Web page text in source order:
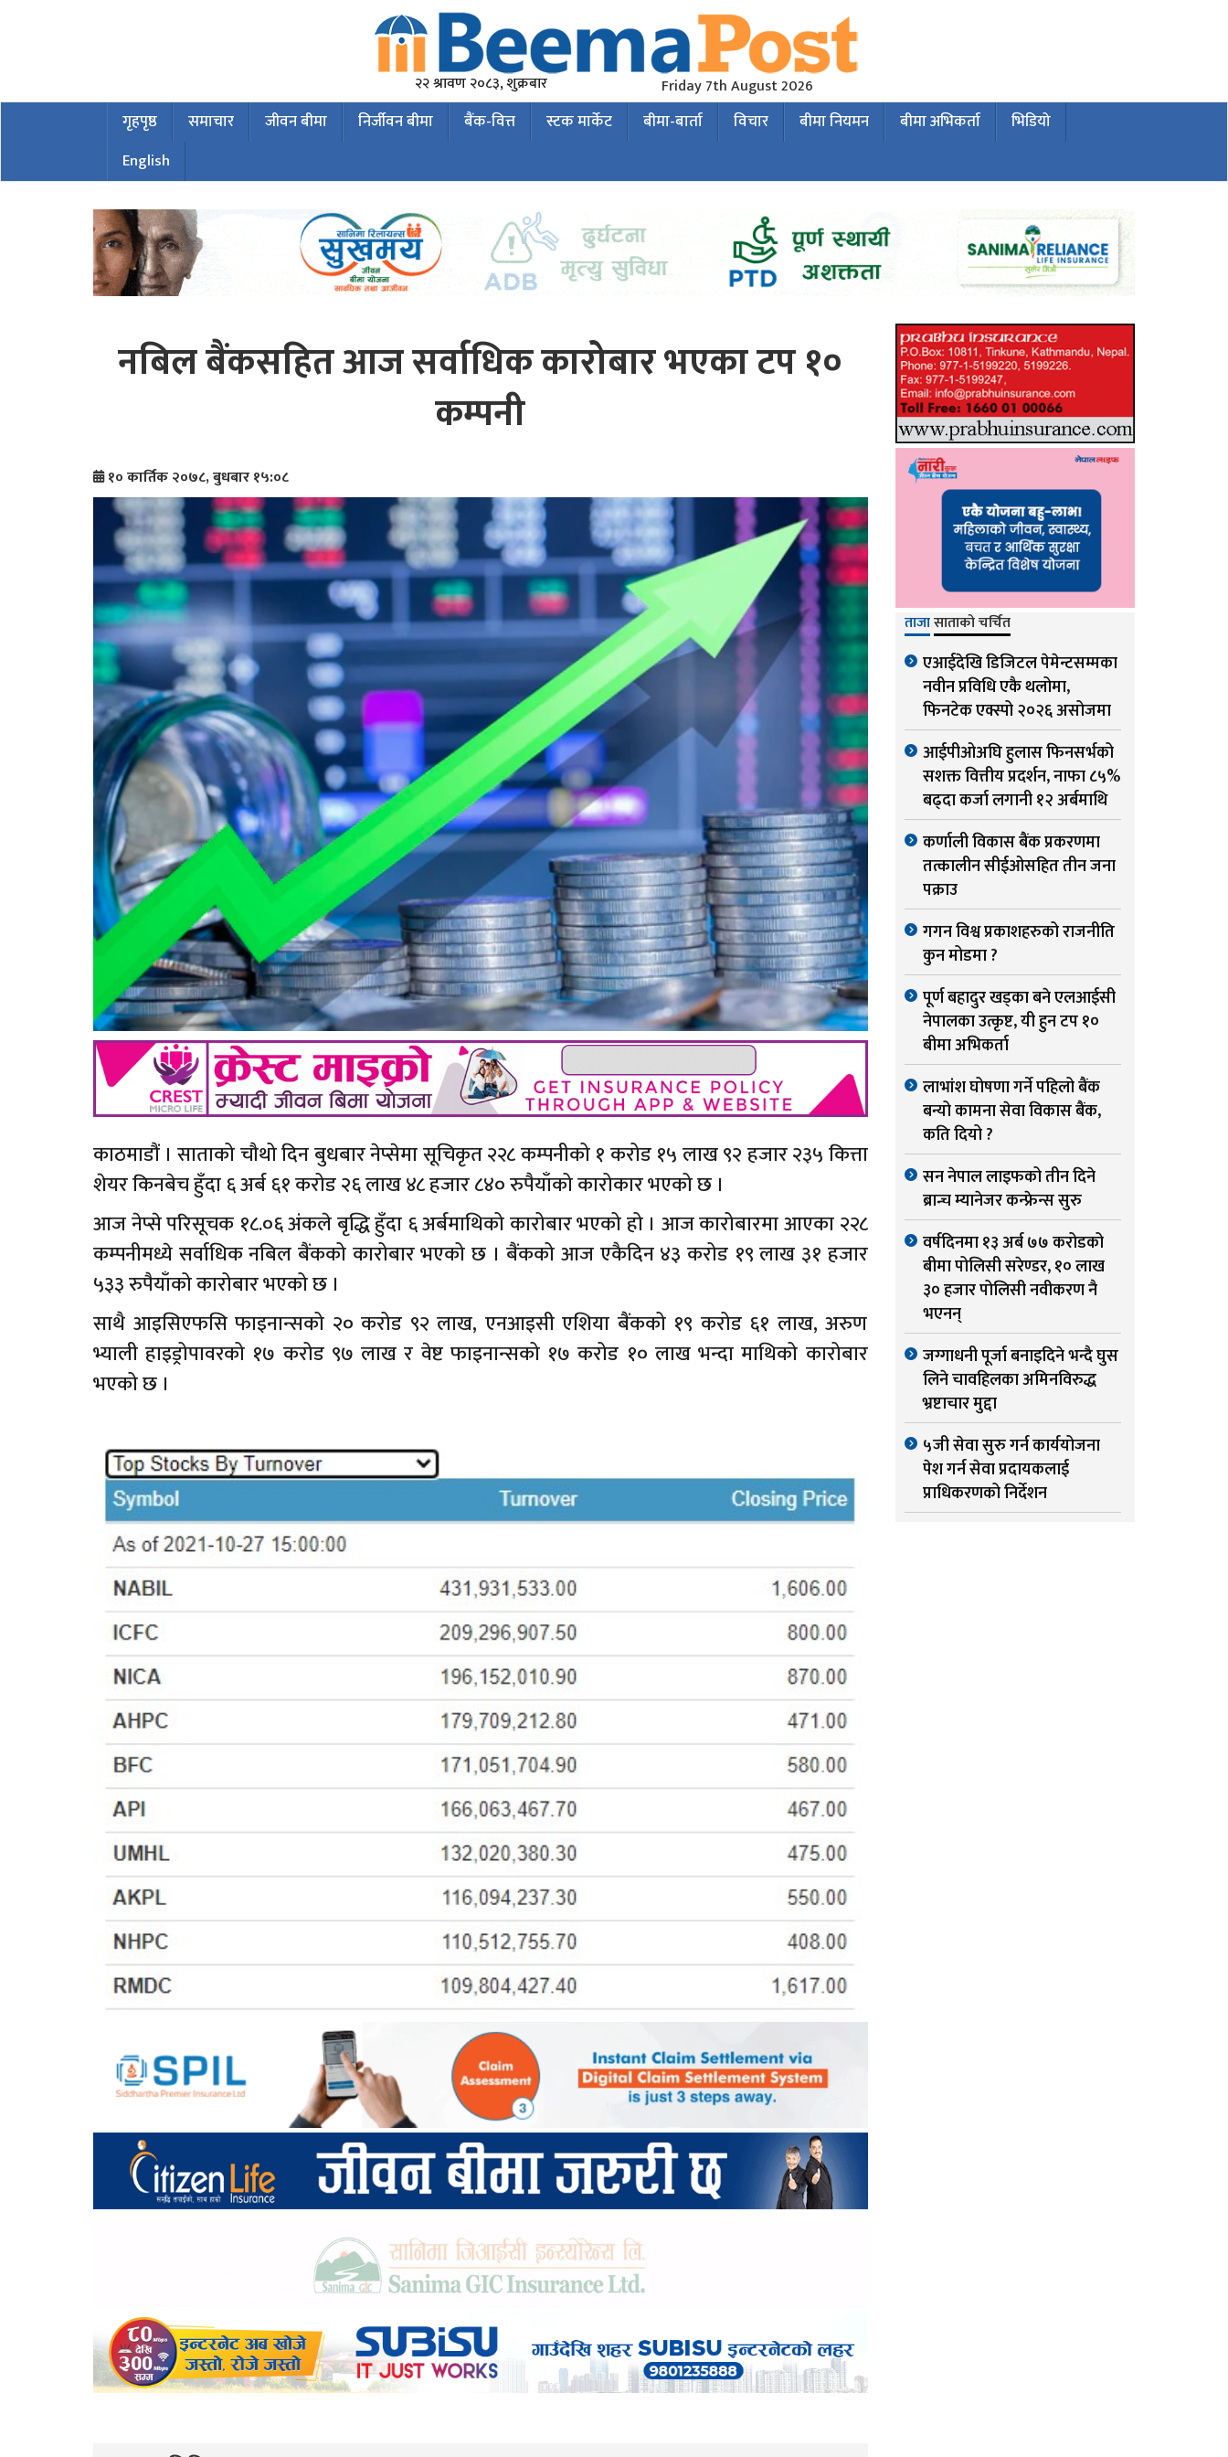
२२ श्रावण २०८३, शुक्रबार Friday 7th August 2026
गृहपृष्ठ समाचार जीवन बीमा निर्जीवन बीमा बैंक-वित्त स्टक मार्केट बीमा-बार्ता विचार बीमा नियमन बीमा अभिकर्ता
भिडियो
English
नबिल बैंकसहित आज सर्वाधिक कारोबार भएका टप १०
कम्पनी
१० कार्तिक २०७८, बुधबार १५:०८
काठमाडौं । साताको चौथो दिन बुधबार नेप्सेमा सूचिकृत २२८ कम्पनीको १ करोड १५ लाख ९२ हजार २३५ कित्ता
शेयर किनबेच हुँदा ६ अर्ब ६१ करोड २६ लाख ४८ हजार ८४० रुपैयाँको कारोकार भएको छ ।
आज नेप्से परिसूचक १८.०६ अंकले बृद्धि हुँदा ६ अर्बमाथिको कारोबार भएको हो । आज कारोबारमा आएका २२८
कम्पनीमध्ये सर्वाधिक नबिल बैंकको कारोबार भएको छ । बैंकको आज एकैदिन ४३ करोड १९ लाख ३१ हजार
५३३ रुपैयाँको कारोबार भएको छ ।
साथै आइसिएफसि फाइनान्सको २० करोड ९२ लाख, एनआइसी एशिया बैंकको १९ करोड ६१ लाख, अरुण
भ्याली हाइड्रोपावरको १७ करोड ९७ लाख र वेष्ट फाइनान्सको १७ करोड १० लाख भन्दा माथिको कारोबार
भएको छ ।
ताजासाताको चर्चित
एआईदेखि डिजिटल पेमेन्टसम्मका
नवीन प्रविधि एकै थलोमा,
फिनटेक एक्स्पो २०२६ असोजमा
आईपीओअघि हुलास फिनसर्भको
सशक्त वित्तीय प्रदर्शन, नाफा ८५%
बढ्दा कर्जा लगानी १२ अर्बमाथि
कर्णाली विकास बैंक प्रकरणमा
तत्कालीन सीईओसहित तीन जना
पक्राउ
गगन विश्व प्रकाशहरुको राजनीति
कुन मोडमा ?
पूर्ण बहादुर खड्का बने एलआईसी
नेपालका उत्कृष्ट, यी हुन टप १०
बीमा अभिकर्ता
लाभांश घोषणा गर्ने पहिलो बैंक
बन्यो कामना सेवा विकास बैंक,
कति दियो ?
सन नेपाल लाइफको तीन दिने
ब्रान्च म्यानेजर कन्फ्रेन्स सुरु
वर्षदिनमा १३ अर्ब ७७ करोडको
बीमा पोलिसी सरेण्डर, १० लाख
३० हजार पोलिसी नवीकरण नै
भएनन्
जग्गाधनी पूर्जा बनाइदिने भन्दै घुस
लिने चावहिलका अमिनविरुद्ध
भ्रष्टाचार मुद्दा
५जी सेवा सुरु गर्न कार्ययोजना
पेश गर्न सेवा प्रदायकलाई
प्राधिकरणको निर्देशन